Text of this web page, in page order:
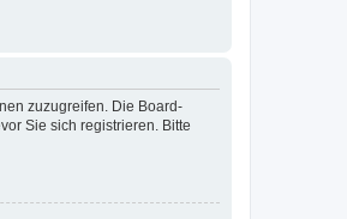
zuzugreifen. Die Board-
Sie sich registrieren. Bitte